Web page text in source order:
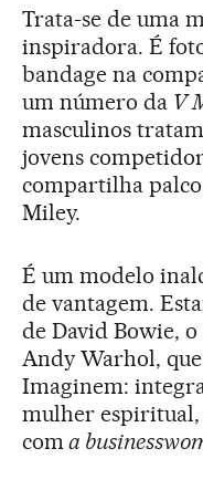
Trata-se de uma
inspiradora. É
bandage na
um número daV
masculinos
jovens
compartilha
Miley.
É um modelo
de vantagem.
de David Bowie, o
Andy Warhol,
Imaginem:
mulher
coma